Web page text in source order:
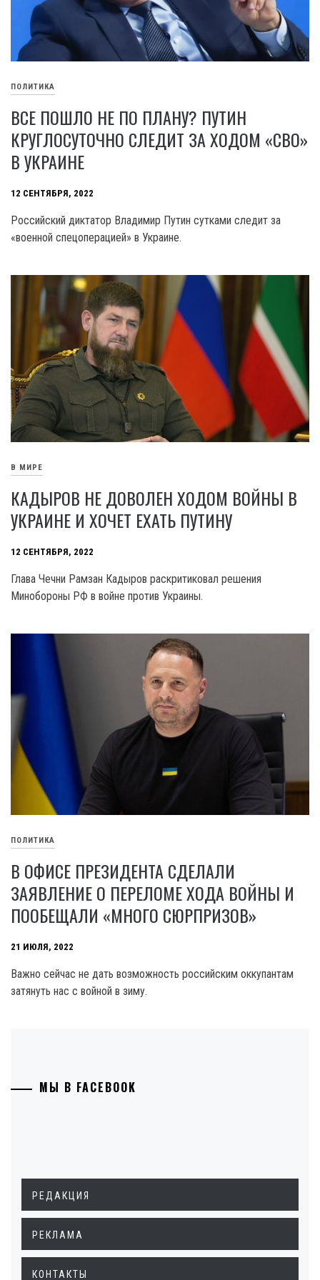
ПОЛИТИКА
ВСЕ ПОШЛО НЕ ПО ПЛАНУ? ПУТИН
КРУГЛОСУТОЧНО СЛЕДИТ ЗА ХОДОМ «СВО»
В УКРАИНЕ
12 СЕНТЯБРЯ, 2022
Российский диктатор Владимир Путин сутками следит за
«военной спецоперацией» в Украине.
В МИРЕ
КАДЫРОВ НЕ ДОВОЛЕН ХОДОМ ВОЙНЫ В
УКРАИНЕ И ХОЧЕТ ЕХАТЬ ПУТИНУ
12 СЕНТЯБРЯ, 2022
Глава Чечни Рамзан Кадыров раскритиковал решения
Минобороны РФ в войне против Украины.
ПОЛИТИКА
В ОФИСЕ ПРЕЗИДЕНТА СДЕЛАЛИ
ЗАЯВЛЕНИЕ О ПЕРЕЛОМЕ ХОДА ВОЙНЫ И
ПООБЕЩАЛИ «МНОГО СЮРПРИЗОВ»
21 ИЮЛЯ, 2022
Важно сейчас не дать возможность российским оккупантам
затянуть нас с войной в зиму.
МЫ В FACEBOOK
РЕДАКЦИЯ
РЕКЛАМА
КОНТАКТЫ